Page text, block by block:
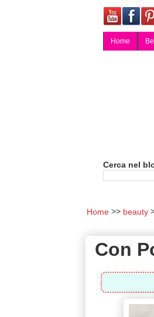
Home
Cerca nel
Home beauty
Con